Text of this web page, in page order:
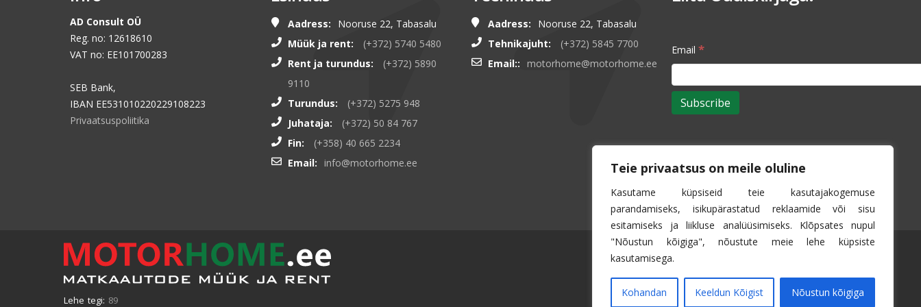
Teie privaatsus on meile oluline
Kasutame küpsiseid teie kasutajakogemuse
parandamiseks, isikupärastatud reklaamide või sisu
esitamiseks ja liikluse analüüsimiseks. Klõpsates nupul
"Nõustun kõigiga", nõustute meie lehe küpsiste
kasutamisega.
Kohandan Keeldun Kõigist Nõustun kõigiga
AD Consult OÜ
Reg. no: 12618610
VAT no: EE101700283
SEB Bank,
IBAN EE531010220229108223
Privaatsuspoliitika
Aadress:
Nooruse 22, Tabasalu
Müük ja rent:
(+372) 5740 5480
Rent ja turundus:
(+372) 5890
9110
Turundus:
(+372) 5275 948
Juhataja:
(+372) 50 84 767
Fin:
(+358) 40 665 2234
Email:
info@motorhome.ee
Aadress:
Nooruse 22, Tabasalu
Tehnikajuht:
(+372) 5845 7700
Email::
motorhome@motorhome.ee
Email *
Lehe tegi: 89